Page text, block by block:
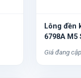
Lông đền
6798A M5
Giá đang